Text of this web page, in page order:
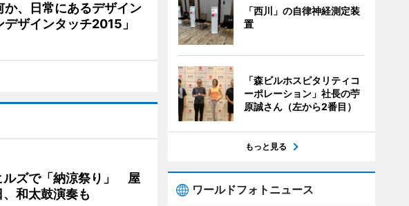
か、日常にあるデザイン
ザインタッチ2015」
ルズで「納涼祭り」 屋
和太鼓演奏も
「西川」の自律神経測定装
置
「森ビルホスピタリティコ
ーポレーション」社長の苧
原誠さん（左から2番目）
もっと見る
ワールドフォトニュース